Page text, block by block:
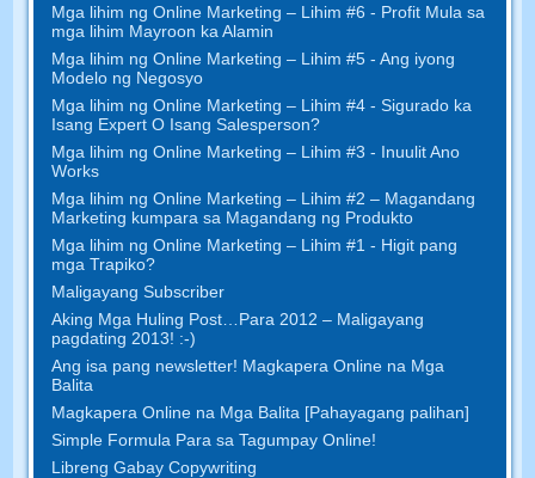
Mga lihim ng Online Marketing – Lihim #6 - Profit Mula sa
mga lihim Mayroon ka Alamin
Mga lihim ng Online Marketing – Lihim #5 - Ang iyong
Modelo ng Negosyo
Mga lihim ng Online Marketing – Lihim #4 - Sigurado ka
Isang Expert O Isang Salesperson?
Mga lihim ng Online Marketing – Lihim #3 - Inuulit Ano
Works
Mga lihim ng Online Marketing – Lihim #2 – Magandang
Marketing kumpara sa Magandang ng Produkto
Mga lihim ng Online Marketing – Lihim #1 - Higit pang
mga Trapiko?
Maligayang Subscriber
Aking Mga Huling Post…Para 2012 – Maligayang
pagdating 2013! :-)
Ang isa pang newsletter! Magkapera Online na Mga
Balita
Magkapera Online na Mga Balita [Pahayagang palihan]
Simple Formula Para sa Tagumpay Online!
Libreng Gabay Copywriting